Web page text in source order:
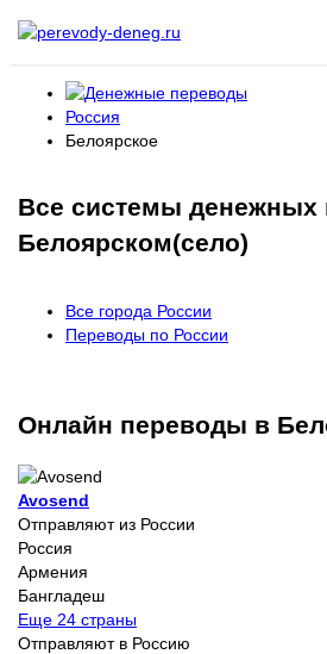
Россия
Белоярское
Все системы денежных
Белоярском(село)
Все города России
Переводы по России
Онлайн переводы в
Avosend
Отправляют из России
Россия
Армения
Бангладеш
Еще 24 страны
Отправляют в Россию